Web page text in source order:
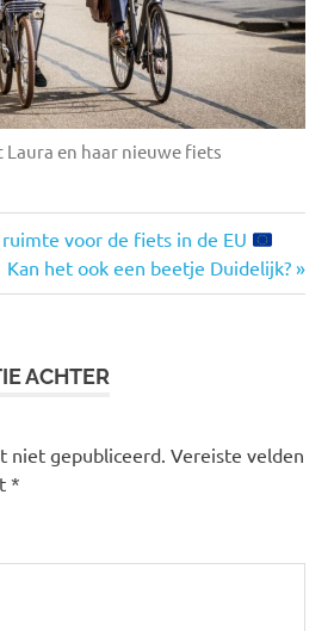
Laura en haar nieuwe fiets
voor de fiets in de EU
Volgende
bericht:
Kan het ook een beetje Duidelijk?
ACHTER
niet gepubliceerd. Vereiste velden
*